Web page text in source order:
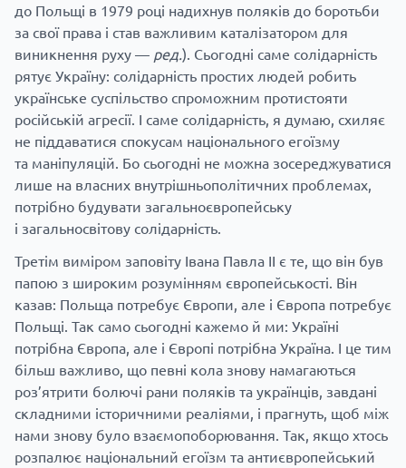
до Польщі в 1979 році надихнув поляків до боротьби
за свої права і став важливим каталізатором для
виникнення руху — ред.). Сьогодні саме солідарність
рятує Україну: солідарність простих людей робить
українське суспільство спроможним протистояти
російській агресії. І саме солідарність, я думаю, схиляє
не піддаватися спокусам національного егоїзму
та маніпуляцій. Бо сьогодні не можна зосереджуватися
лише на власних внутрішньополітичних проблемах,
потрібно будувати загальноєвропейську
і загальносвітову солідарність.
Третім виміром заповіту Івана Павла II є те, що він був
папою з широким розумінням європейськості. Він
казав: Польща потребує Європи, але і Європа потребує
Польщі. Так само сьогодні кажемо й ми: Україні
потрібна Європа, але і Європі потрібна Україна. І це тим
більш важливо, що певні кола знову намагаються
роз’ятрити болючі рани поляків та українців, завдані
складними історичними реаліями, і прагнуть, щоб між
нами знову було взаємопоборювання. Так, якщо хтось
розпалює національний егоїзм та антиєвропейський